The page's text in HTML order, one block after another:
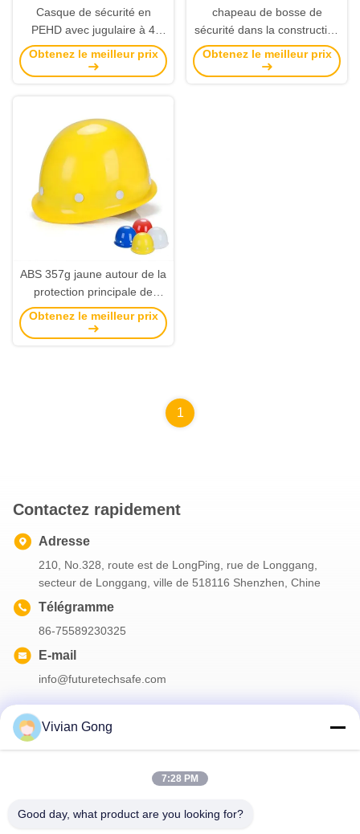
Casque de sécurité en
PEHD avec jugulaire à 4
points pour la résistance aux
chocs dans la construction
Obtenez le meilleur prix
chapeau de bosse de
sécurité dans la construction
de la norme ANSI 900g pour
l'équipement extérieur
Obtenez le meilleur prix
ABS 357g jaune autour de la
protection principale de
bosse de chapeau de bosse
de sécurité pour la
Obtenez le meilleur prix
1
Contactez rapidement
Adresse
210, No.328, route est de LongPing, rue de Longgang,
secteur de Longgang, ville de 518116 Shenzhen, Chine
Télégramme
86-75589230325
E-mail
info@futuretechsafe.com
Abonnez-vous à notre newsletter pour des réductions et plus
encore.
Vivian Gong
7:28 PM
Good day, what product are you looking for?